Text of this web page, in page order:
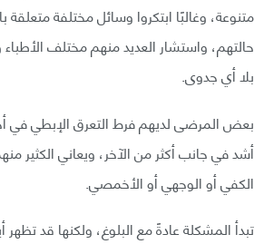
متنوعة، وغالبًا ابتكروا وسائل مختلفة متعلقة
حالتهم، واستشار العديد منهم مختلف
بلا أي جدوى.
بعض المرضى لديهم فرط التعرق الإبطي في
أشد في جانب أكثر من الآخر، ويعاني الكثير
الكفي أو الوجهي أو الأخمصي.
تبدأ المشكلة عادةً مع البلوغ، ولكنها قد